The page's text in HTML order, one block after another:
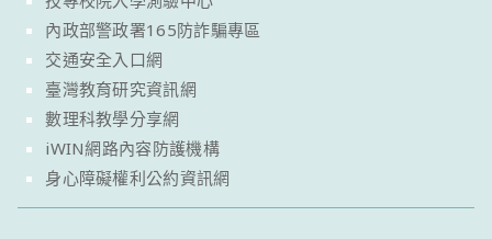
內政部警政署165防詐騙專區
交通安全入口網
臺灣教育研究資訊網
數理科教學分享網
iWIN網路內容防護機構
身心障礙權利公約資訊網